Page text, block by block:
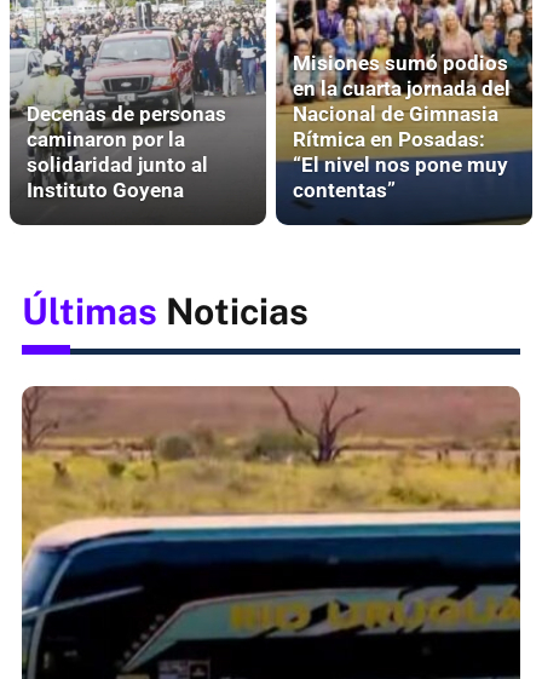
Decenas de personas
caminaron por la
solidaridad junto al
Instituto Goyena
Misiones sumó podios
en la cuarta jornada del
Nacional de Gimnasia
Rítmica en Posadas:
“El nivel nos pone muy
contentas”
Últimas Noticias